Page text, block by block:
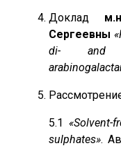
Доклад
Сергеевны
di- and
5.1 «Solvent-
sulphates».